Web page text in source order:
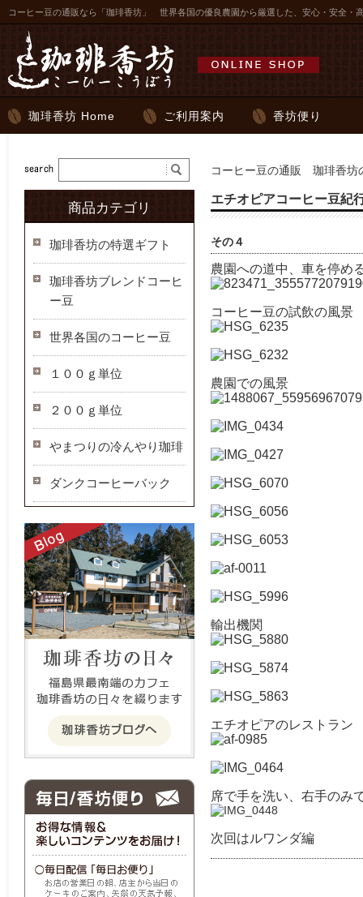
コーヒー豆の通販なら「珈琲香坊」 世界各国の優良農園から厳選した、安心・安全・
珈琲香坊 Home ご利用案内 香坊便り
コーヒー豆の通販 珈琲香坊
エチオピアコーヒー豆紀
その４
農園への道中、車を停め
コーヒー豆の試飲の風景
農園での風景
輸出機関
エチオピアのレストラン
席で手を洗い、右手のみ
次回はルワンダ編
商品カテゴリ
珈琲香坊の特選ギフト
珈琲香坊ブレンドコーヒ
ー豆
世界各国のコーヒー豆
１００ｇ単位
２００ｇ単位
やまつりの冷んやり珈琲
ダンクコーヒーバック